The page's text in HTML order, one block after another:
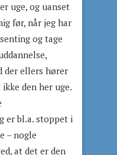
uge, og uanset
før, når jeg har
og tage
der ellers hører
den her uge.
er bl.a. stoppet i
– nogle
at det er den